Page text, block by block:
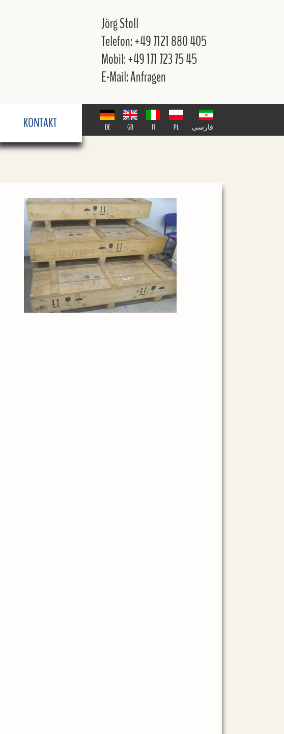
Jörg Stoll
Telefon: +49 7121 880 405
Mobil: +49 171 723 75 45
E-Mail: Anfragen
KONTAKT DE GB IT PL فارسی